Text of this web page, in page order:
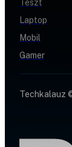
Teszt
Laptop
Mobil
Gamer
Techkalauz